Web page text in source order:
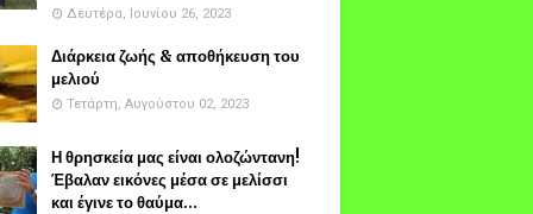
Δευτέρα, Ιουνίου 26, 2023
Διάρκεια ζωής & αποθήκευση του
μελιού
Τετάρτη, Αυγούστου 02, 2023
Η θρησκεία μας είναι ολοζώντανη!
Έβαλαν εικόνες μέσα σε μελίσσι
και έγινε το θαύμα...